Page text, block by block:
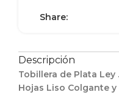
Share:
Descripción
Tobillera de Plata
Hojas Liso Colgante